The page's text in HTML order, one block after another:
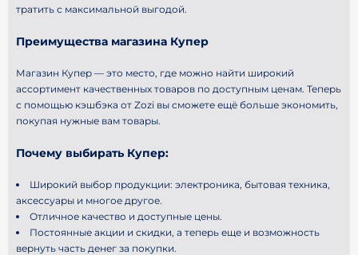
тратить с максимальной выгодой.
Преимущества магазина Купер
Магазин Купер — это место, где можно найти широкий
ассортимент качественных товаров по доступным ценам. Теперь
с помощью кэшбэка от Zozi вы сможете ещё больше экономить,
покупая нужные вам товары.
Почему выбирать Купер:
Широкий выбор продукции: электроника, бытовая техника,
аксессуары и многое другое.
Отличное качество и доступные цены.
Постоянные акции и скидки, а теперь еще и возможность
вернуть часть денег за покупки.